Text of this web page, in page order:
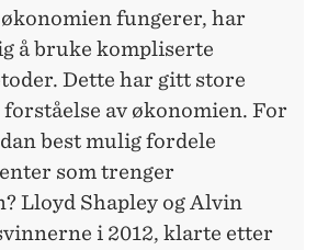
fungerer, har
å bruke kompliserte
Dette har gitt store
av økonomien. For
best mulig fordele
som trenger
Lloyd Shapley og Alvin
i 2012, klarte etter